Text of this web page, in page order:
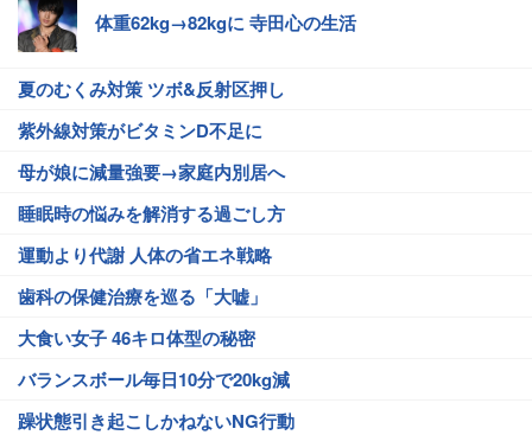
体重62kg→82kgに 寺田心の生活
夏のむくみ対策 ツボ&反射区押し
紫外線対策がビタミンD不足に
母が娘に減量強要→家庭内別居へ
睡眠時の悩みを解消する過ごし方
運動より代謝 人体の省エネ戦略
歯科の保健治療を巡る「大嘘」
大食い女子 46キロ体型の秘密
バランスボール毎日10分で20kg減
躁状態引き起こしかねないNG行動